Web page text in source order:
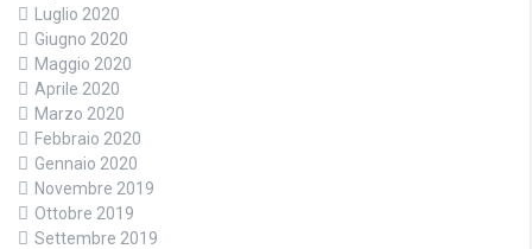
Luglio 2020
Giugno 2020
Maggio 2020
Aprile 2020
Marzo 2020
Febbraio 2020
Gennaio 2020
Novembre 2019
Ottobre 2019
Settembre 2019